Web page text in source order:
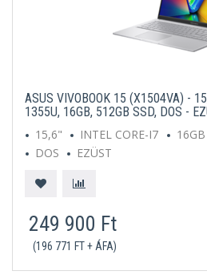
ASUS VIVOBOOK 15 (X1504VA) -
1355U, 16GB, 512GB SSD, DOS -
15,6"
INTEL CORE-I7 16GB
DOS
EZÜST
249 900 Ft
(196 771 FT + ÁFA)